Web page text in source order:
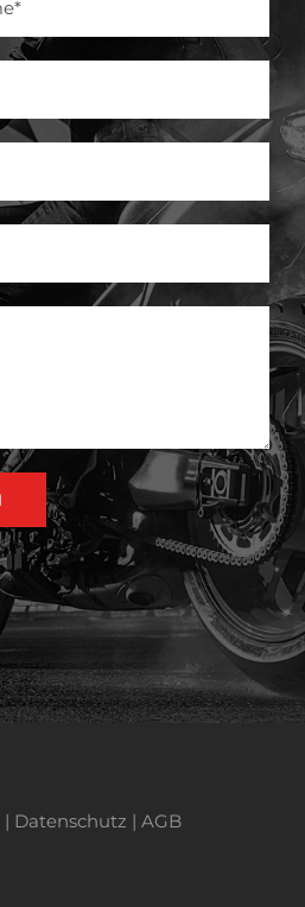
| Datenschutz | AGB